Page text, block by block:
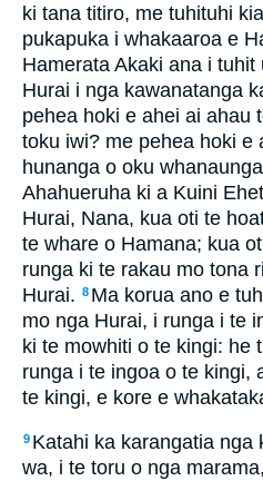
ki tana titiro, me tuhituhi
pukapuka i whakaaroa e
Hamerata Akaki ana i
Hurai i nga kawanatanga
pehea hoki e ahei ai ahau
toku iwi? me pehea hoki e
hunanga o oku
Ahahueruha ki a Kuini
Hurai, Nana, kua oti te
te whare o Hamana; kua
runga ki te rakau mo tona
Hurai. 8 Ma korua ano e
mo nga Hurai, i runga i te
ki te mowhiti o te kingi: he
runga i te ingoa o te kingi,
te kingi, e kore e
9 Katahi ka karangatia nga
wa, i te toru o nga